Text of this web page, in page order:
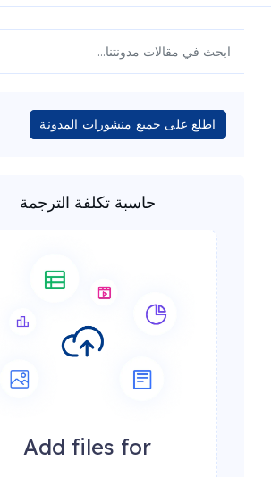
اطلع على جميع منشورات المدونة
حاسبة تكلفة الترجمة
Add files for